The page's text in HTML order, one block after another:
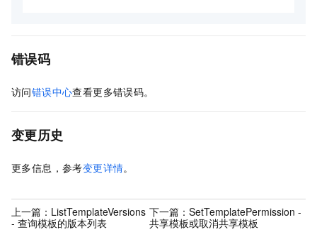
错误码
访问错误中心查看更多错误码。
变更历史
更多信息，参考变更详情。
上一篇： ListTemplateVersions
- 查询模板的版本列表
下一篇： SetTemplatePermission -
共享模板或取消共享模板